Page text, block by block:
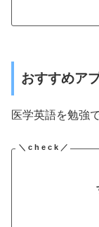
おすすめア
医学英語を勉強